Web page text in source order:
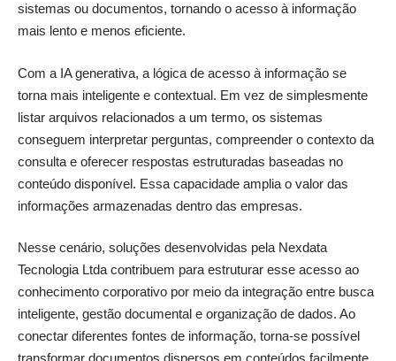
sistemas ou documentos, tornando o acesso à informação
mais lento e menos eficiente.
Com a IA generativa, a lógica de acesso à informação se
torna mais inteligente e contextual. Em vez de simplesmente
listar arquivos relacionados a um termo, os sistemas
conseguem interpretar perguntas, compreender o contexto da
consulta e oferecer respostas estruturadas baseadas no
conteúdo disponível. Essa capacidade amplia o valor das
informações armazenadas dentro das empresas.
Nesse cenário, soluções desenvolvidas pela Nexdata
Tecnologia Ltda contribuem para estruturar esse acesso ao
conhecimento corporativo por meio da integração entre busca
inteligente, gestão documental e organização de dados. Ao
conectar diferentes fontes de informação, torna-se possível
transformar documentos dispersos em conteúdos facilmente